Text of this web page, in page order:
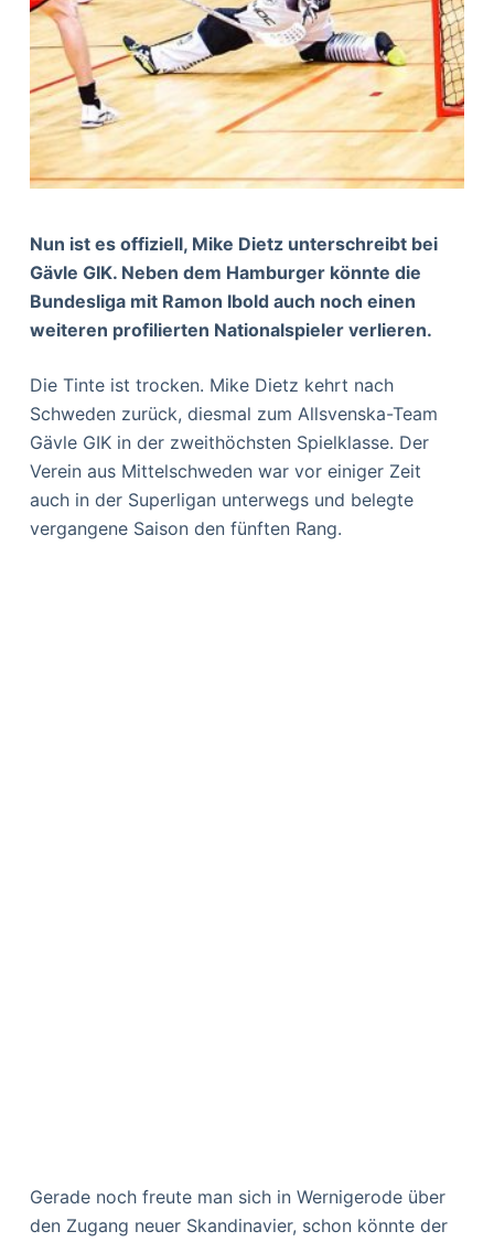
Nun ist es offiziell, Mike Dietz unterschreibt bei
Gävle GIK. Neben dem Hamburger könnte die
Bundesliga mit Ramon Ibold auch noch einen
weiteren profilierten Nationalspieler verlieren.
Die Tinte ist trocken. Mike Dietz kehrt nach
Schweden zurück, diesmal zum Allsvenska-Team
Gävle GIK in der zweithöchsten Spielklasse. Der
Verein aus Mittelschweden war vor einiger Zeit
auch in der Superligan unterwegs und belegte
vergangene Saison den fünften Rang.
Gerade noch freute man sich in Wernigerode über
den Zugang neuer Skandinavier, schon könnte der